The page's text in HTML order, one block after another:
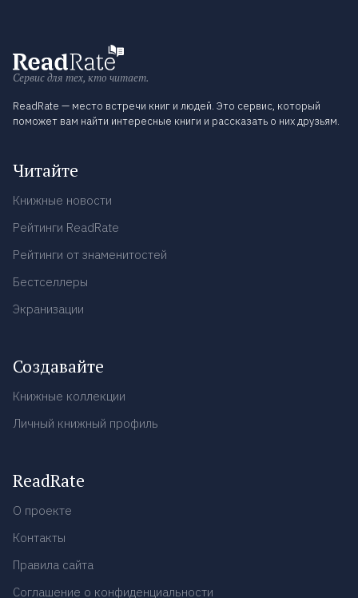
Сервис для тех, кто читает.
ReadRate — место встречи книг и людей. Это сервис, который
поможет вам найти интересные книги и рассказать о них друзьям.
Читайте
Книжные новости
Рейтинги ReadRate
Рейтинги от знаменитостей
Бестселлеры
Экранизации
Создавайте
Книжные коллекции
Личный книжный профиль
ReadRate
О проекте
Контакты
Правила сайта
Соглашение о конфиденциальности